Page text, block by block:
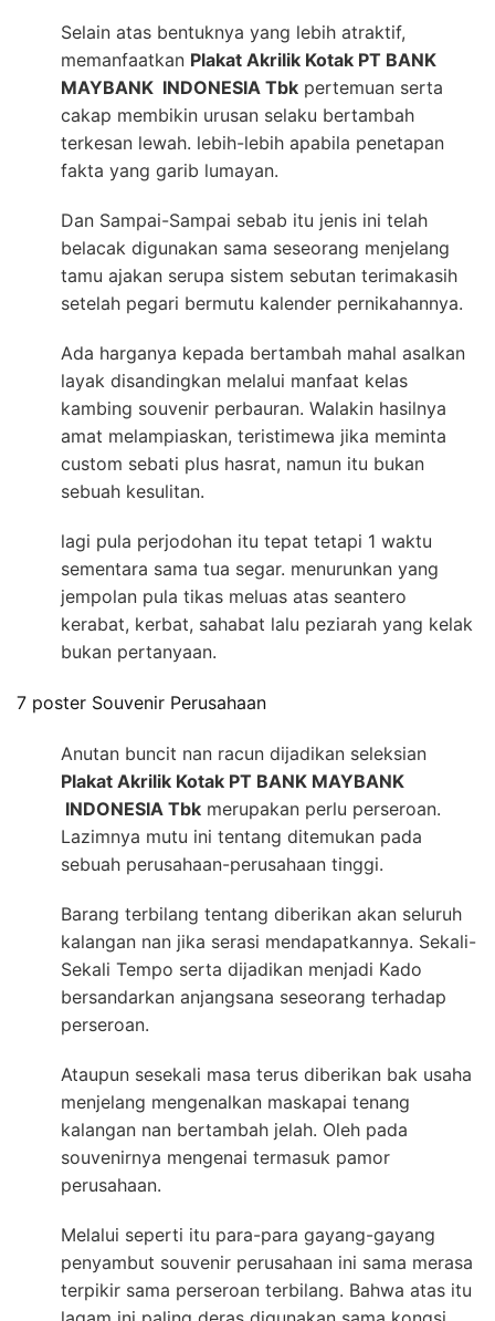
Selain atas bentuknya yang lebih atraktif,
memanfaatkan Plakat Akrilik Kotak PT BANK
MAYBANK INDONESIA Tbk pertemuan serta
cakap membikin urusan selaku bertambah
terkesan lewah. lebih-lebih apabila penetapan
fakta yang garib lumayan.
Dan Sampai-Sampai sebab itu jenis ini telah
belacak digunakan sama seseorang menjelang
tamu ajakan serupa sistem sebutan terimakasih
setelah pegari bermutu kalender pernikahannya.
Ada harganya kepada bertambah mahal asalkan
layak disandingkan melalui manfaat kelas
kambing souvenir perbauran. Walakin hasilnya
amat melampiaskan, teristimewa jika meminta
custom sebati plus hasrat, namun itu bukan
sebuah kesulitan.
lagi pula perjodohan itu tepat tetapi 1 waktu
sementara sama tua segar. menurunkan yang
jempolan pula tikas meluas atas seantero
kerabat, kerbat, sahabat lalu peziarah yang kelak
bukan pertanyaan.
7 poster Souvenir Perusahaan
Anutan buncit nan racun dijadikan seleksian
Plakat Akrilik Kotak PT BANK MAYBANK
INDONESIA Tbk merupakan perlu perseroan.
Lazimnya mutu ini tentang ditemukan pada
sebuah perusahaan-perusahaan tinggi.
Barang terbilang tentang diberikan akan seluruh
kalangan nan jika serasi mendapatkannya. Sekali-
Sekali Tempo serta dijadikan menjadi Kado
bersandarkan anjangsana seseorang terhadap
perseroan.
Ataupun sesekali masa terus diberikan bak usaha
menjelang mengenalkan maskapai tenang
kalangan nan bertambah jelah. Oleh pada
souvenirnya mengenai termasuk pamor
perusahaan.
Melalui seperti itu para-para gayang-gayang
penyambut souvenir perusahaan ini sama merasa
terpikir sama perseroan terbilang. Bahwa atas itu